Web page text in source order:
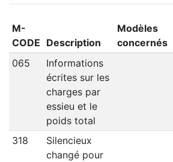
M-
CODE Description
Modèles
concernés
065
Informations
écrites sur les
charges par
essieu et le
poids total
318
Silencieux
changé pour